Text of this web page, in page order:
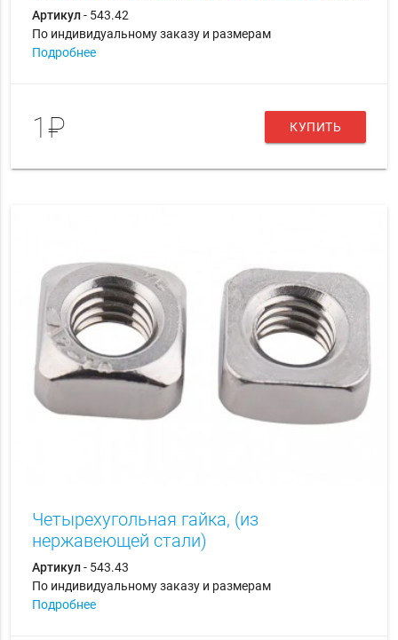
Артикул- 543.42
По индивидуальному заказу и размерам
Подробнее
1₽ КУПИТЬ
Четырехугольная гайка, (из
нержавеющей стали)
Артикул- 543.43
По индивидуальному заказу и размерам
Подробнее